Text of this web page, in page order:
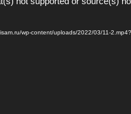
wp-content/uploads/2022/03/11-